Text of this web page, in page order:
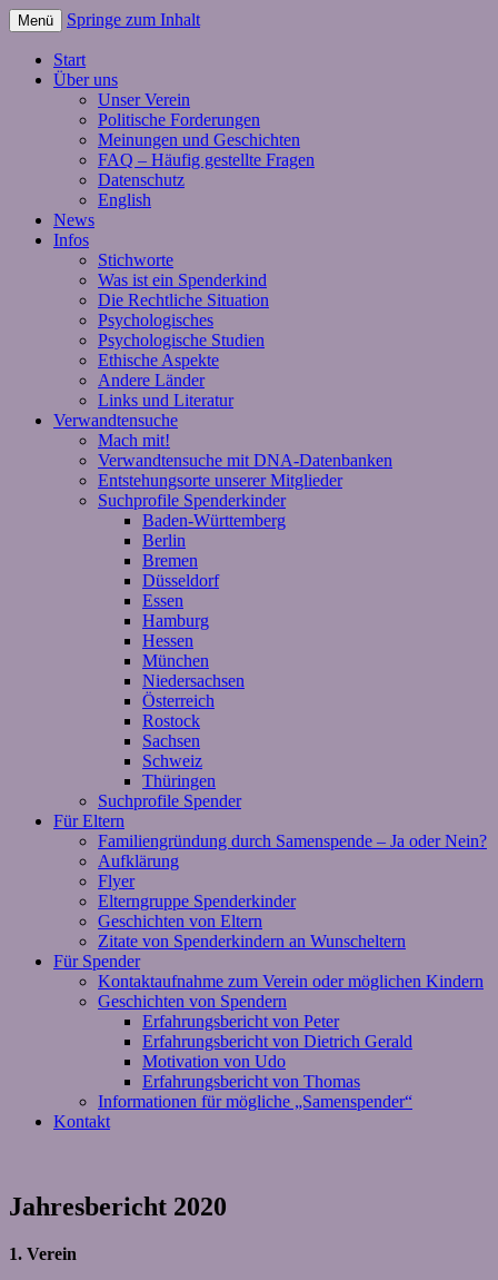
Menü Springe zum Inhalt
Start
Über uns
Unser Verein
Politische Forderungen
Meinungen und Geschichten
FAQ – Häufig gestellte Fragen
Datenschutz
English
News
Infos
Stichworte
Was ist ein Spenderkind
Die Rechtliche Situation
Psychologisches
Psychologische Studien
Ethische Aspekte
Andere Länder
Links und Literatur
Verwandtensuche
Mach mit!
Verwandtensuche mit DNA-Datenbanken
Entstehungsorte unserer Mitglieder
Suchprofile Spenderkinder
Baden-Württemberg
Berlin
Bremen
Düsseldorf
Essen
Hamburg
Hessen
München
Niedersachsen
Österreich
Rostock
Sachsen
Schweiz
Thüringen
Suchprofile Spender
Für Eltern
Familiengründung durch Samenspende – Ja oder Nein?
Aufklärung
Flyer
Elterngruppe Spenderkinder
Geschichten von Eltern
Zitate von Spenderkindern an Wunscheltern
Für Spender
Kontaktaufnahme zum Verein oder möglichen Kindern
Geschichten von Spendern
Erfahrungsbericht von Peter
Erfahrungsbericht von Dietrich Gerald
Motivation von Udo
Erfahrungsbericht von Thomas
Informationen für mögliche „Samenspender“
Kontakt
Jahresbericht 2020
1. Verein